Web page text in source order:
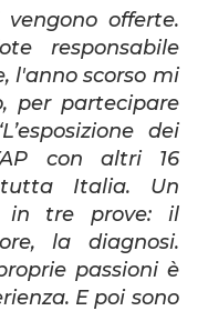
offerte.
responsabile
l'anno scorso mi
per partecipare
dei
con altri 16
Italia. Un
in tre prove: il
la diagnosi.
passioni è
E poi sono